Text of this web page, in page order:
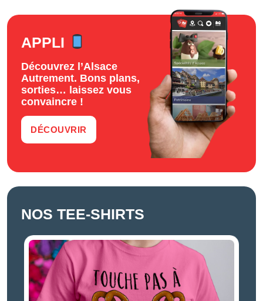
APPLI
Découvrez l’Alsace
Autrement. Bons plans,
sorties… laissez vous
convaincre !
DÉCOUVRIR
NOS TEE-SHIRTS